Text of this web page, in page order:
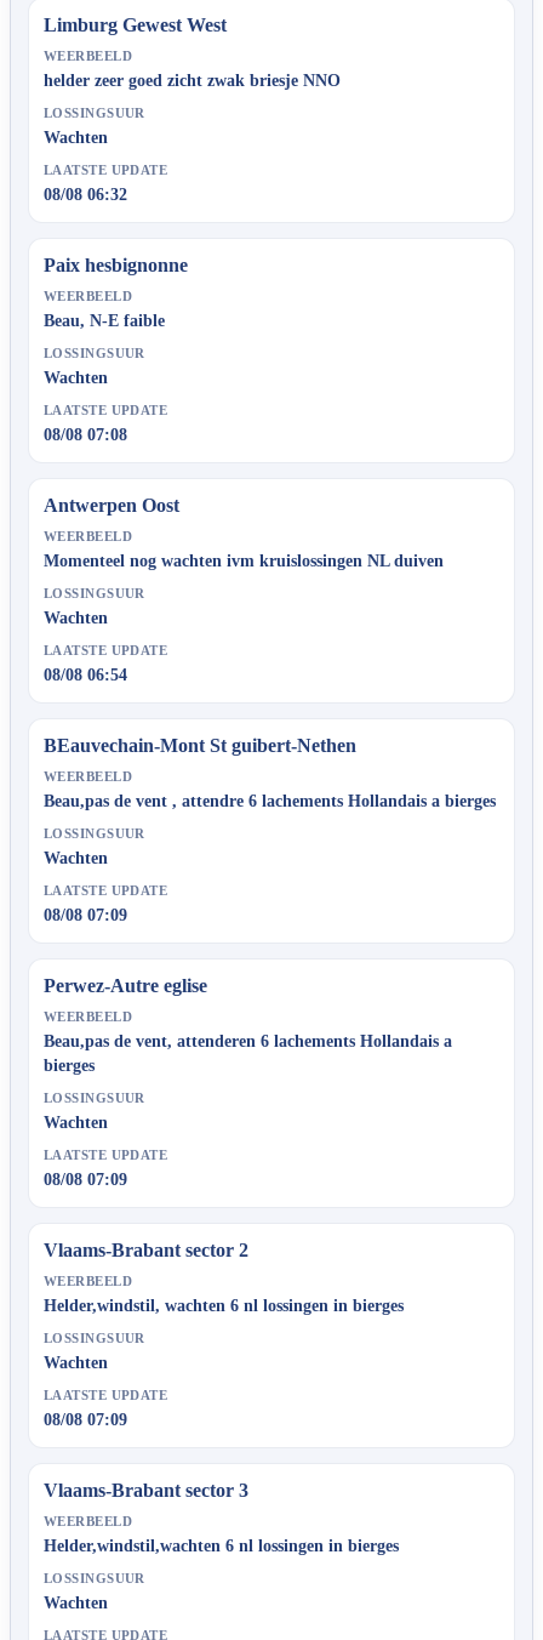
Limburg Gewest West
WEERBEELD
helder zeer goed zicht zwak briesje NNO
LOSSINGSUUR
Wachten
LAATSTE UPDATE
08/08 06:32
Paix hesbignonne
WEERBEELD
Beau, N-E faible
LOSSINGSUUR
Wachten
LAATSTE UPDATE
08/08 07:08
Antwerpen Oost
WEERBEELD
Momenteel nog wachten ivm kruislossingen NL duiven
LOSSINGSUUR
Wachten
LAATSTE UPDATE
08/08 06:54
BEauvechain-Mont St guibert-Nethen
WEERBEELD
Beau,pas de vent , attendre 6 lachements Hollandais a bierges
LOSSINGSUUR
Wachten
LAATSTE UPDATE
08/08 07:09
Perwez-Autre eglise
WEERBEELD
Beau,pas de vent, attenderen 6 lachements Hollandais a
bierges
LOSSINGSUUR
Wachten
LAATSTE UPDATE
08/08 07:09
Vlaams-Brabant sector 2
WEERBEELD
Helder,windstil, wachten 6 nl lossingen in bierges
LOSSINGSUUR
Wachten
LAATSTE UPDATE
08/08 07:09
Vlaams-Brabant sector 3
WEERBEELD
Helder,windstil,wachten 6 nl lossingen in bierges
LOSSINGSUUR
Wachten
LAATSTE UPDATE